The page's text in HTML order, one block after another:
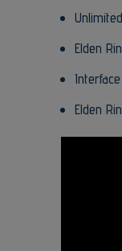
Elden
Elden